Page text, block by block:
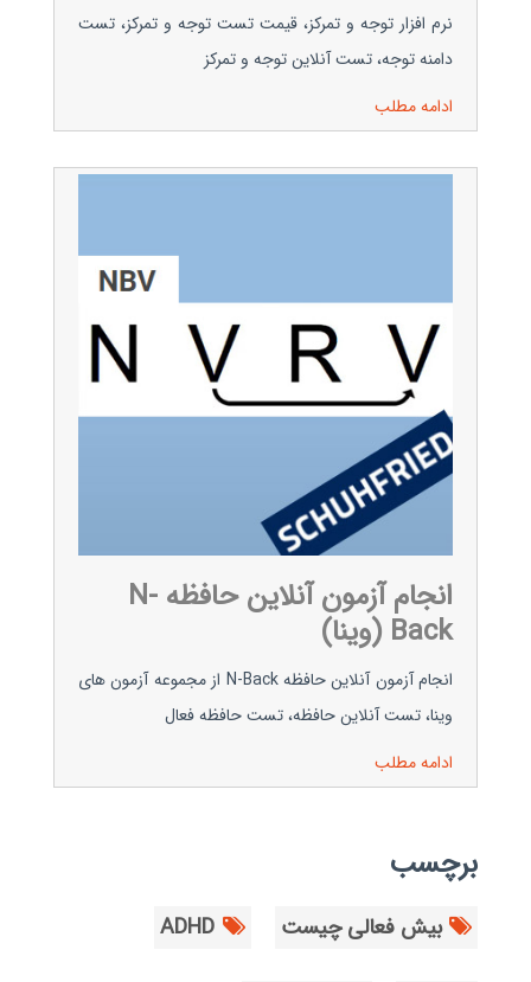
نرم افزار توجه و تمرکز، قیمت تست توجه و تمرکز، تست
دامنه توجه، تست آنلاین توجه و تمرکز
ادامه مطلب
انجام آزمون آنلاین حافظه N-
Back (وینا)
انجام آزمون آنلاین حافظه N-Back از مجموعه آزمون های
وینا، تست آنلاین حافظه، تست حافظه فعال
ادامه مطلب
برچسب
بیش فعالی چیست ADHD